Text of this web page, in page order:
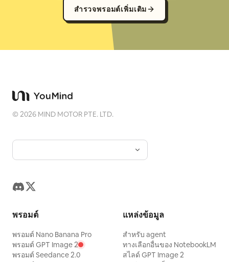
สำรวจพรอมต์เพิ่มเติม
©2026 MIND MOTOR PTE. LTD.
พรอมต์
พรอมต์ Nano Banana Pro
พรอมต์ GPT Image 2
พรอมต์ Seedance 2.0
แหล่งข้อมูล
สำหรับ agent
ทางเลือกอื่นของ NotebookLM
สไลด์ GPT Image 2